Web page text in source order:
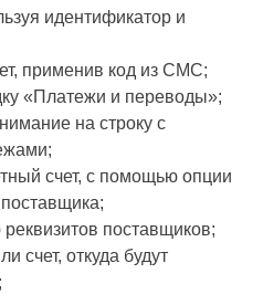
идентификатор и
применив код из СМС;
«Платежи и переводы»;
на строку с
счет, с помощью опции
поставщиков;
счет, откуда будут